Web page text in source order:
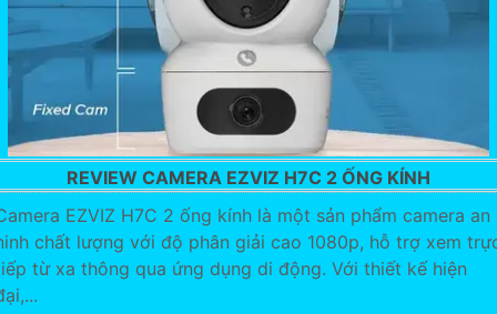
REVIEW CAMERA EZVIZ H7C 2 ỐNG KÍNH
EZVIZ H7C 2 ống kính là một sản phẩm camera an
chất lượng với độ phân giải cao 1080p, hỗ trợ xem
từ xa thông qua ứng dụng di động. Với thiết kế hiện